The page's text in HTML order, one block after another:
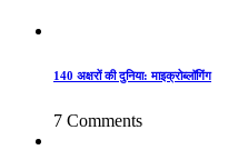
140 अक्षरों की दुनिया: माइक्रोब्लॉगिंग
7 Comments